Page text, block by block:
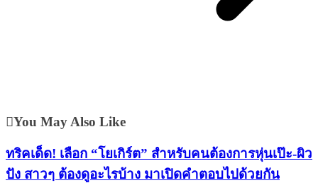
You May Also Like
ทริคเด็ด! เลือก “โยเกิร์ต” สำหรับคนต้องการหุ่นเป๊ะ-ผิว
ปัง สาวๆ ต้องดูอะไรบ้าง มาเปิดคำตอบไปด้วยกัน